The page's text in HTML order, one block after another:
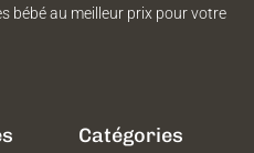
bébé au meilleur prix pour votre
Catégories